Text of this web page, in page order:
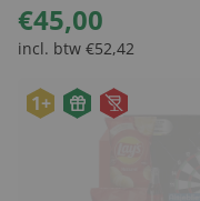
€45,00
incl. btw €52,42
1+